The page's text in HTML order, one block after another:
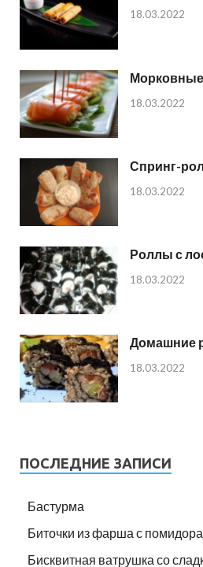
18.03.2022
18.03.2022
Спринг-
18.03.2022
Роллы с
18.03.2022
Домашние
18.03.2022
ПОСЛЕДНИЕ ЗАПИСИ
Бастурма
Биточки из фарша с
Бисквитная ватрушка со